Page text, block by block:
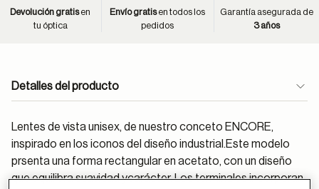
Devolución gratisen
tu óptica
Envío gratisen todos los
pedidos
Garantía asegurada de
3 años
Detalles del producto
Lentes de vista unisex, de nuestro conceto ENCORE,
inspirado en los iconos del diseño industrial.Este modelo
prsenta una forma rectangular en acetato, con un diseño
que equilibra suavidad ycarácter. Los terminales incorporan